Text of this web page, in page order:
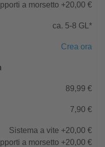
a morsetto +20,00 €
ca. 5-8 GL*
Crea ora
89,99 €
7,90 €
Sistema a vite +20,00 €
a morsetto +20,00 €